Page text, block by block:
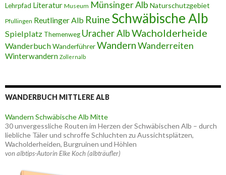
Lehrpfad Literatur Museum Münsinger Alb Naturschutzgebiet
Pfullingen Reutlinger Alb Ruine Schwäbische Alb
Spielplatz Themenweg Uracher AlbWacholderheide
WanderbuchWanderführerWandernWanderreiten
Winterwandern Zollernalb
WANDERBUCH MITTLERE ALB
Wandern Schwäbische Alb Mitte
30 unvergessliche Routen im Herzen der Schwäbischen Alb – durch
liebliche Täler und schroffe Schluchten zu Aussichtsplätzen,
Wacholderheiden, Burgruinen und Höhlen
von albtips-Autorin Elke Koch (albträufler)